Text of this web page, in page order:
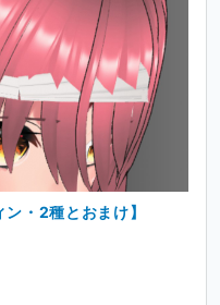
・2種とおまけ】